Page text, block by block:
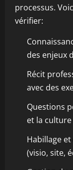
processus.
vérifier:
des enjeux
Récit
avec des
Questions
et la culture
Habillage
(visio, site,